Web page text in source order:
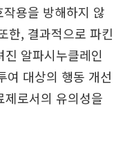
용을 방해하지 않
한, 결과적으로 파킨
알파시누클레인
대상의 행동 개선
로서의 유의성을